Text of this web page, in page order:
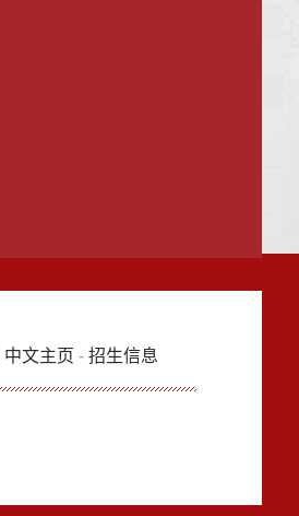
中文主页 -招生信息